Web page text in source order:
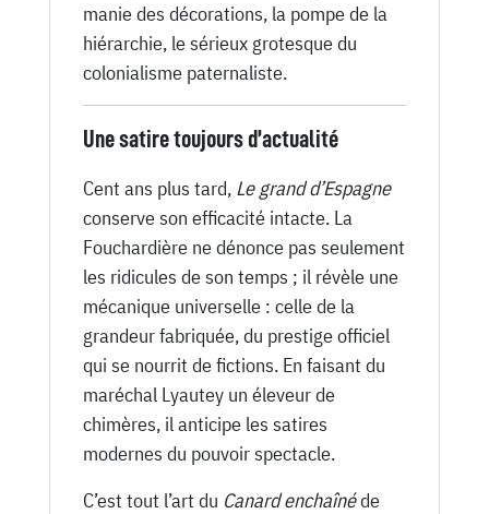
manie des décorations, la pompe de la
hiérarchie, le sérieux grotesque du
colonialisme paternaliste.
Une satire toujours d’actualité
Cent ans plus tard, Le grand d’Espagne
conserve son efficacité intacte. La
Fouchardière ne dénonce pas seulement
les ridicules de son temps ; il révèle une
mécanique universelle : celle de la
grandeur fabriquée, du prestige officiel
qui se nourrit de fictions. En faisant du
maréchal Lyautey un éleveur de
chimères, il anticipe les satires
modernes du pouvoir spectacle.
C’est tout l’art du Canard enchaînéde